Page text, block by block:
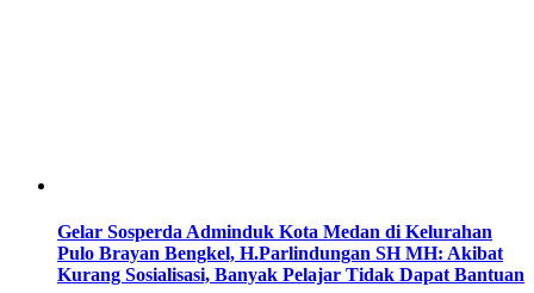
Gelar Sosperda Adminduk Kota Medan di Kelurahan
Pulo Brayan Bengkel, H.Parlindungan SH MH: Akibat
Kurang Sosialisasi, Banyak Pelajar Tidak Dapat Bantuan